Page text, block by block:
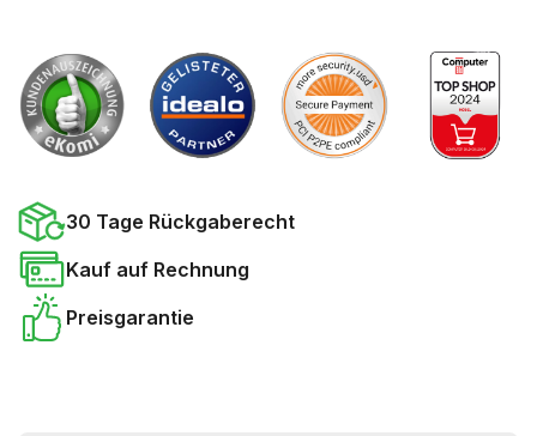
30 Tage Rückgaberecht
Kauf auf Rechnung
Preisgarantie